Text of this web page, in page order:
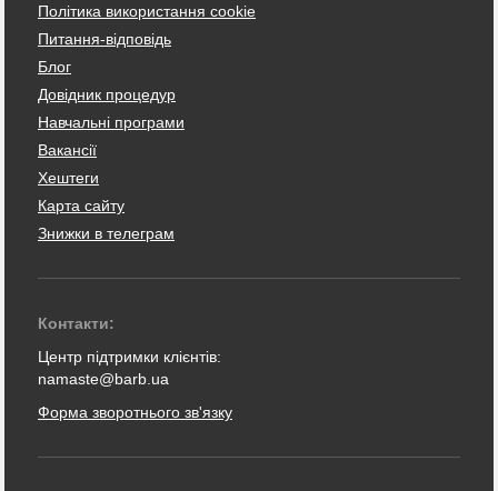
Політика використання cookie
Питання-відповідь
Блог
Довідник процедур
Навчальні програми
Вакансії
Хештеги
Карта сайту
Знижки в телеграм
Контакти:
Центр підтримки клієнтів:
namaste@barb.ua
Форма зворотнього зв'язку